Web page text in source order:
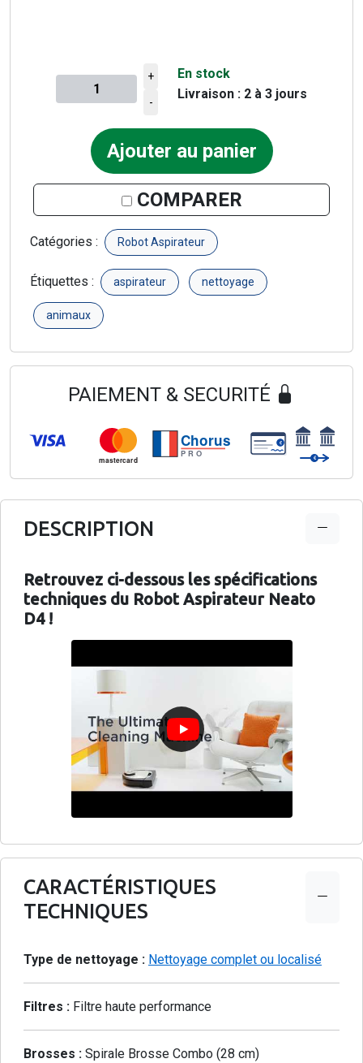
Quantité à ajouter au panier
+
-
En stock
Livraison : 2 à 3 jours
Ajouter au panier
COMPARER
Catégories : Robot Aspirateur
Étiquettes : aspirateur nettoyage
animaux
PAIEMENT & SECURITÉ
mastercard
Chorus
PRO
€
€
DESCRIPTION
Retrouvez ci-dessous les spécifications
techniques du Robot Aspirateur Neato
D4 !
CARACTÉRISTIQUES
TECHNIQUES
Type de nettoyage : Nettoyage complet ou localisé
Filtres : Filtre haute performance
Brosses : Spirale Brosse Combo (28 cm)